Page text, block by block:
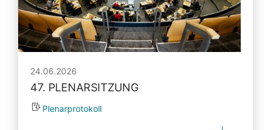
24.06.2026
47. PLENARSITZUNG
Plenarprotokoll